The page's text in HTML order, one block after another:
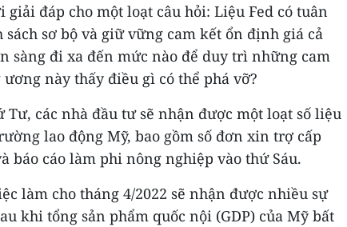
đáp cho một loạt câu hỏi: Liệu Fed có tuân
sơ bộ và giữ vững cam kết ổn định giá cả
sàng đi xa đến mức nào để duy trì những cam
này thấy điều gì có thể phá vỡ?
Tư, các nhà đầu tư sẽ nhận được một loạt số liệu
lao động Mỹ, bao gồm số đơn xin trợ cấp
báo cáo làm phi nông nghiệp vào thứ Sáu.
làm cho tháng 4/2022 sẽ nhận được nhiều sự
khi tổng sản phẩm quốc nội (GDP) của Mỹ bất